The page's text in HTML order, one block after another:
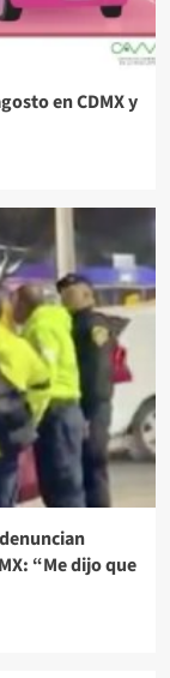
en CDMX y
“Me dijo que